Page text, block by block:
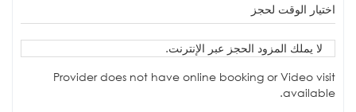
اختيار الوقت لحجز
لا يملك المزود الحجز عبر الإنترنت.
Provider does not have online booking or Video visit
available.